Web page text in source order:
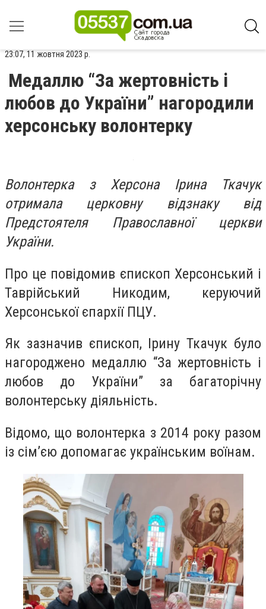
23:07, 11 жовтня 2023 р.
Медаллю “За жертовність і
любов до України” нагородили
херсонську волонтерку
Волонтерка з Херсона Ірина Ткачук
отримала церковну відзнаку від
Предстоятеля Православної церкви
України.
Про це повідомив єпископ Херсонський і
Таврійський Никодим, керуючий
Херсонської єпархії ПЦУ.
Як зазначив єпископ, Ірину Ткачук було
нагороджено медаллю “За жертовність і
любов до України” за багаторічну
волонтерську діяльність.
Відомо, що волонтерка з 2014 року разом
із сім’єю допомагає українським воїнам.